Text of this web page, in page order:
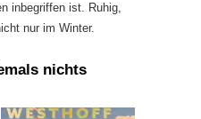
inbegriffen ist. Ruhig,
nur im Winter.
nichts